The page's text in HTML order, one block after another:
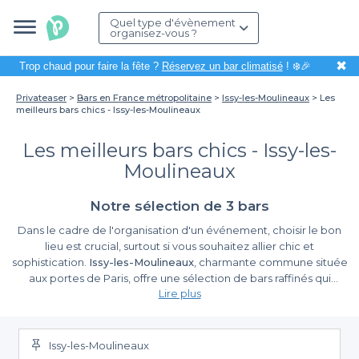
Quel type d'évènement
organisez-vous ?
Trop chaud pour faire la fête ? Réservez un bar climatisé! ❄️🎉 ✖
Privateaser Bars en France métropolitaine Issy-les-Moulineaux
Les
meilleurs bars chics - Issy-les-Moulineaux
Les meilleurs bars chics - Issy-les-
Moulineaux
Notre sélection de 3 bars
Dans le cadre de l'organisation d'un événement, choisir le bon
lieu est crucial, surtout si vous souhaitez allier chic et
sophistication. Issy-les-Moulineaux, charmante commune située
aux portes de Paris, offre une sélection de bars raffinés qui
sauront émerveiller vos invités. Que ce soit pour un afterwork, un
chics vous garantissent une expérience mémorable dans une
ambiance élégante.
La simplicité de réservation avec Privateaser
Organiser un événement dans l'un des meilleurs bars chics
Lire plus
Issy-les-Moulineaux